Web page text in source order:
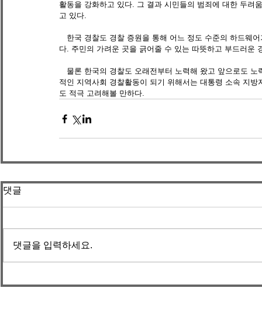
활동을 강화하고 있다. 그 결과 시민들의 범죄에 대한 두려
고 있다.
한국 경찰도 경찰 증원을 통해 어느 정도 수준의 하드웨
다. 주민의 가려운 곳을 긁어줄 수 있는 따뜻하고 부드러운
물론 한국의 경찰도 오래전부터 노력해 왔고 앞으로도 노
적인 지역사회 경찰활동이 되기 위해서는 대통령 소속 지
도 적극 고려해볼 만하다.
댓글
댓글을 입력하세요.